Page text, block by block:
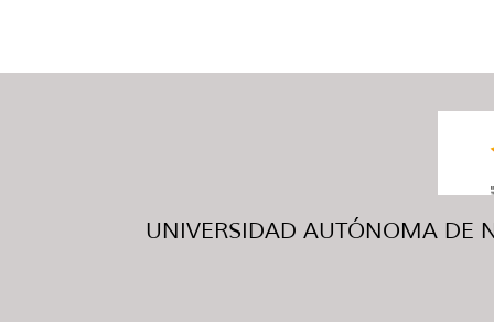
UNIVERSIDAD AUTÓNOMA DE